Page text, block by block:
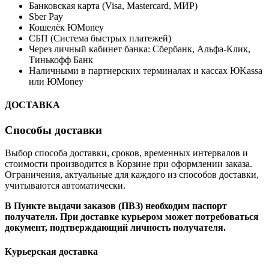
Банковская карта (Visa, Mastercard, МИР)
Sber Pay
Кошелёк ЮMoney
СБП (Система быстрых платежей)
Через личный кабинет банка: Сбербанк, Альфа-Клик,
Тинькофф Банк
Наличными в партнерских терминалах и кассах ЮKassa
или ЮMoney
ДОСТАВКА
Способы доставки
Выбор способа доставки, сроков, временных интервалов и
стоимости производится в Корзине при оформлении заказа.
Ограничения, актуальные для каждого из способов доставки,
учитываются автоматически.
В Пункте выдачи заказов (ПВЗ) необходим паспорт
получателя. При доставке курьером может потребоваться
документ, подтверждающий личность получателя.
Курьерская доставка